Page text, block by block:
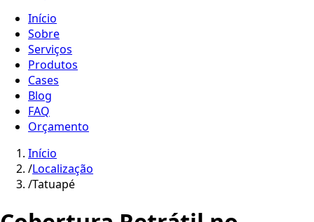
Início
Sobre
Serviços
Produtos
Cases
Blog
FAQ
Orçamento
Início
/Localização
/Tatuapé